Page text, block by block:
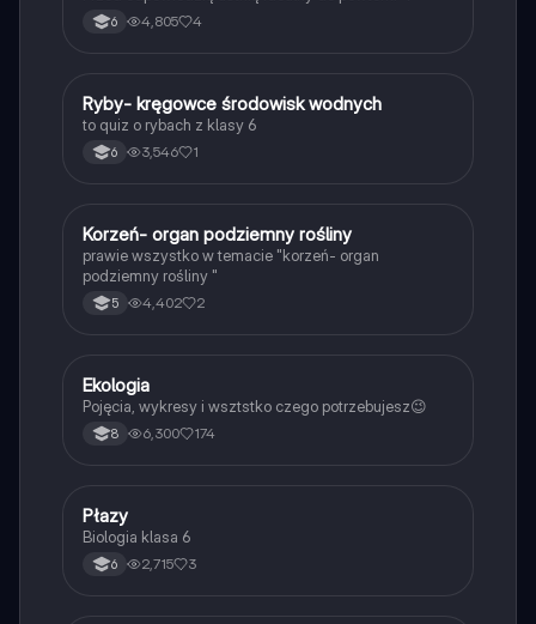
6 4,805 4
RBiologia
Ryby- kręgowce środowisk wodnych
to quiz o rybach z klasy 6
6 3,546 1
KBiologia
Korzeń- organ podziemny rośliny
prawie wszystko w temacie "korzeń- organ
podziemny rośliny "
5 4,402 2
Biologia
Ekologia
Pojęcia, wykresy i wsztstko czego potrzebujesz😉
8 6,300 174
PBiologia
Płazy
Biologia klasa 6
6 2,715 3